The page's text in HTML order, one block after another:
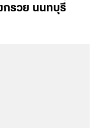
กรวย นนทบุรี